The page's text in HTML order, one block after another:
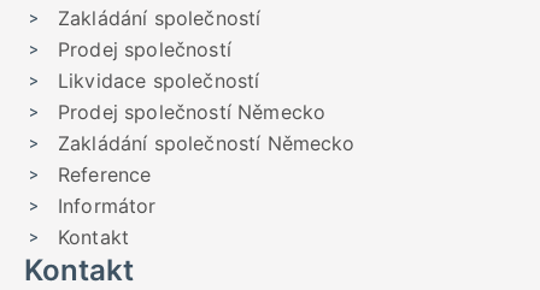
Zakládání společností
Prodej společností
Likvidace společností
Prodej společností Německo
Zakládání společností Německo
Reference
Informátor
Kontakt
Kontakt